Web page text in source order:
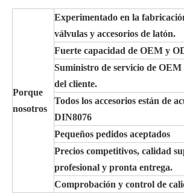
Porque
nosotros
Experimentado en la
válvulas y accesorios de latón.
Fuerte capacidad de OEM y
Suministro de servicio de OEM
del cliente.
Todos los accesorios están de
DIN8076
Pequeños pedidos aceptados
Precios competitivos, calidad
profesional y pronta entrega.
Comprobación y control de